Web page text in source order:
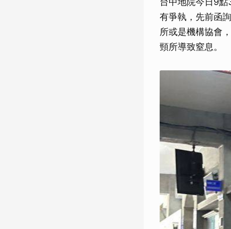
有爭執，先前函
所或是機構協會
頸所導致窒息。